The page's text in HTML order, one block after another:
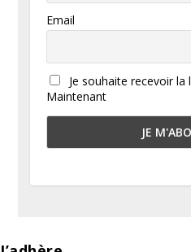
Email
Je souhaite recevoir la
Maintenant